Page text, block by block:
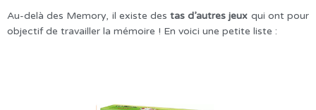
Au-delà des Memory, il existe destas d’autres jeux qui ont pour
objectif de travailler la mémoire ! En voici une petite liste :